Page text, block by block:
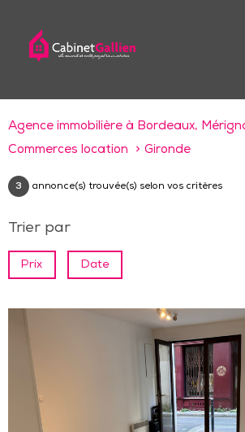
Agence immobilière à Bordeaux,
Commerces location
Gironde
3 annonce(s) trouvée(s) selon vos critères
Trier par
Prix Date